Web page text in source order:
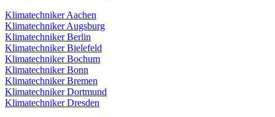
Klimatechniker Aachen
Klimatechniker Augsburg
Klimatechniker Berlin
Klimatechniker Bielefeld
Klimatechniker Bochum
Klimatechniker Bonn
Klimatechniker Bremen
Klimatechniker Dortmund
Klimatechniker Dresden